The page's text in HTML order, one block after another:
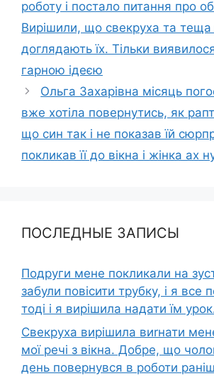
роботу і постало питання про
Вирішили, що свекруха та теща
доглядають їх. Тільки
гарною ідеєю
Ольга Захарівна місяць
вже хотіла повернутись, як
що син так і не показав їй
покликав її до вікна і жінка ах
ПОСЛЕДНЫЕ ЗАПИСЫ
Подруги мене покликали на
забули повісити трубку, і я все
тоді і я вирішила надати їм
Свекруха вирішила виrнати
мої речі з вікна. Добре, що
день повернувся в роботи